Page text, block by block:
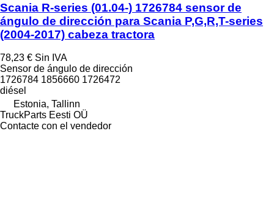
Scania R-series (01.04-) 1726784 sensor de
ángulo de dirección para Scania P,G,R,T-series
(2004-2017) cabeza tractora
78,23 € Sin IVA
Sensor de ángulo de dirección
1726784 1856660 1726472
diésel
Estonia, Tallinn
TruckParts Eesti OÜ
Contacte con el vendedor